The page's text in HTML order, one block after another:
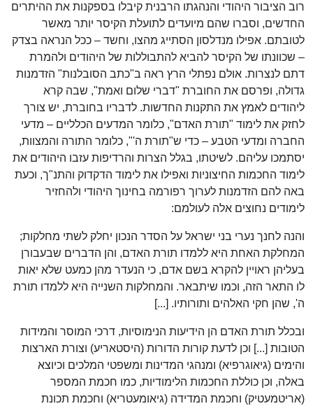
רוב הציבור היהודי והנהגתו הרבנית קיבלו בספקנות את ההיתרים
החדשים, וסברו שהם מיועדים לתועלת הקיסר יותר מאשר
לטובתם. אפילו מנדלסון הסתייג מהצו, וחשד – ככל הנראה בצדק
– שכוונתו של הקיסר להביא להתבוללות של היהודים ולהמרת
דתם לנצרות. אולם נפתלי הרץ ראה ב"כתב הסובלנות" הזדמנות
גדולה, ופרסם את החוברת "דברי שלום ואמת", שבה קרא
ליהודים לאמץ את התקנות החדשות. לדבריו בחוברת, יש צורך
לחזק את לימוד "תורת האדם", כלומר המדעים הכלליים – מדעי
החברה ומדעי הטבע – כדי ש"תורת ה'", כלומר התורה והמצוות,
יסתמכו עליהם. לשיטתו, בגלל הצרות והרדיפות עזבו היהודים את
לימוד החכמות החיצוניות ואפילו את לימוד הדקדוק והתנ"ך, וכעת
באה להם הזדמנות לערוך רפורמה בחינוך היהודי ולהחזיר
לימודים נחוצים אלה לעולמם:
והנה לחנך נערי בני ישראל על הסדר הנכון יחלק לשתי מחלקות;
המחלקת האחת היא ללמדו תורת האדם, והן הדברים שבעבורן
בעליהן ראויין להקרא בשם אדם, כי הנעדר מהן כמעט שלא יאות
לו התאר הזה, וכמו שיתבאר. והמחלקות השנייה היא ללמדו תורת
ה', שהן חקי האלהים ותורותיו. [...]
ובכלל תורת האדם הן הידיעות הנימוסיות, דרכי המוסר והמידות
הטובות [...] וכן לדעת קורות הדורות (היסטאריע) וצורת הארצות
והימים (גיאוגרפיא) ומנהגי המדינות ומשפטי המלכים וכיוצא
באלה, וכן כוללת החכמות הלימודיות, כמו חכמת המספר
(אריטמעטיק) וחכמת המדידה (גיאומעטריא) וחכמת תכונת